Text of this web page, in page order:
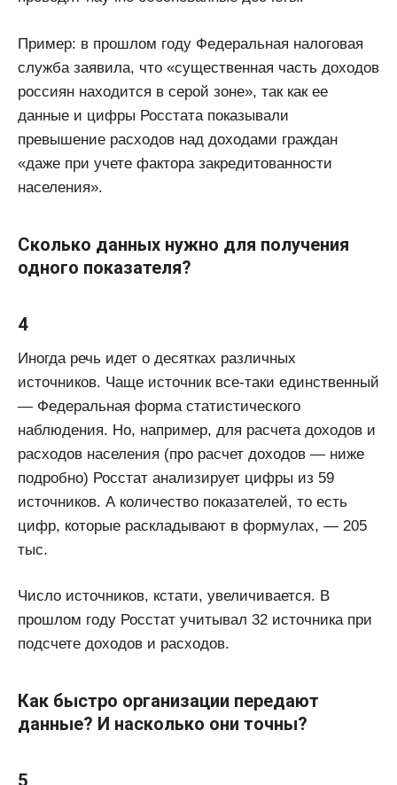
Пример: в прошлом году Федеральная налоговая
служба заявила, что «существенная часть доходов
россиян находится в серой зоне», так как ее
данные и цифры Росстата показывали
превышение расходов над доходами граждан
«даже при учете фактора закредитованности
населения».
Сколько данных нужно для получения
одного показателя?
4
Иногда речь идет о десятках различных
источников. Чаще источник все-таки единственный
— Федеральная форма статистического
наблюдения. Но, например, для расчета доходов и
расходов населения (про расчет доходов — ниже
подробно) Росстат анализирует цифры из 59
источников. А количество показателей, то есть
цифр, которые раскладывают в формулах, — 205
тыс.
Число источников, кстати, увеличивается. В
прошлом году Росстат учитывал 32 источника при
подсчете доходов и расходов.
Как быстро организации передают
данные? И насколько они точны?